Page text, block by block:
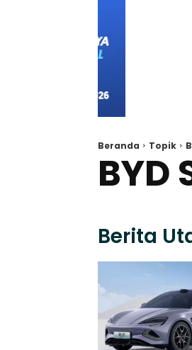
Beranda Topik
BYD
Berita